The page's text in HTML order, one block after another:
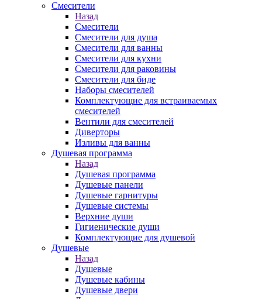
Смесители
Назад
Смесители
Смесители для душа
Смесители для ванны
Смесители для кухни
Смесители для раковины
Смесители для биде
Наборы смесителей
Комплектующие для встраиваемых
смесителей
Вентили для смесителей
Диверторы
Изливы для ванны
Душевая программа
Назад
Душевая программа
Душевые панели
Душевые гарнитуры
Душевые системы
Верхние души
Гигиенические души
Комплектующие для душевой
Душевые
Назад
Душевые
Душевые кабины
Душевые двери